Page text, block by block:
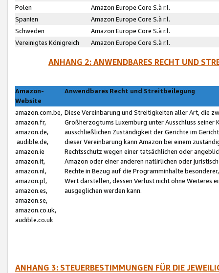
Polen
Amazon Europe Core S.à r.l.
Spanien
Amazon Europe Core S.à r.l.
Schweden
Amazon Europe Core S.à r.l.
Vereinigtes Königreich
Amazon Europe Core S.à r.l.
ANHANG 2: ANWENDBARES RECHT UND
Amazon-
Website
Anwendbares Recht und Streitbeilegung
amazon.com.be,
amazon.fr,
amazon.de,
audible.de,
amazon.ie
amazon.it,
amazon.nl,
amazon.pl,
amazon.es,
amazon.se,
amazon.co.uk,
audible.co.uk
Diese Vereinbarung und Streitigkeiten aller Art, die
Großherzogtums Luxemburg unter Ausschluss
ausschließlichen Zuständigkeit der Gerichte im
dieser Vereinbarung kann Amazon bei einem
Rechtsschutz wegen einer tatsächlichen oder
Amazon oder einer anderen natürlichen oder
Rechte in Bezug auf die Programminhalte
Wert darstellen, dessen Verlust nicht ohne Weiteres
ausgeglichen werden kann.
ANHANG 3: STEUERBESTIMMUNGEN FÜR DIE